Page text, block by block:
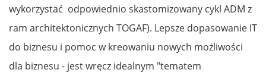
wykorzystać odpowiednio skastomizowany cykl ADM z
ram architektonicznych TOGAF). Lepsze dopasowanie IT
do biznesu i pomoc w kreowaniu nowych możliwości
dla biznesu - jest wręcz idealnym "tematem